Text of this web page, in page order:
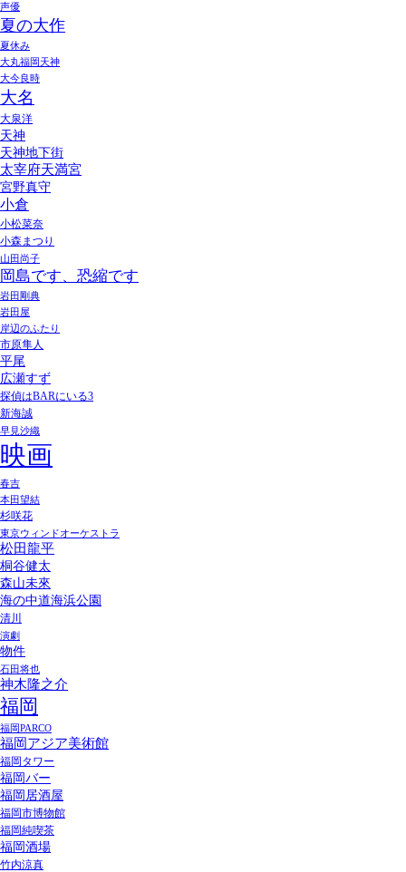
声優
夏の大作
夏休み
大丸福岡天神
大今良時
大名
大泉洋
天神
天神地下街
太宰府天満宮
宮野真守
小倉
小松菜奈
小森まつり
山田尚子
岡島です、恐縮です
岩田剛典
岩田屋
岸辺のふたり
市原隼人
平尾
広瀬すず
探偵はBARにいる3
新海誠
早見沙織
映画
春吉
本田望結
杉咲花
東京ウィンドオーケストラ
松田龍平
桐谷健太
森山未來
海の中道海浜公園
清川
演劇
物件
石田将也
神木隆之介
福岡
福岡PARCO
福岡アジア美術館
福岡タワー
福岡バー
福岡居酒屋
福岡市博物館
福岡純喫茶
福岡酒場
竹内涼真